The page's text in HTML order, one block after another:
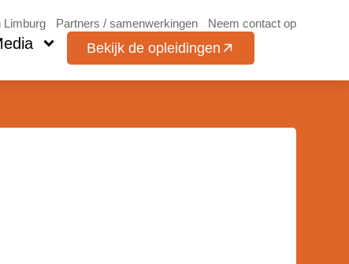
Limburg Partners / samenwerkingen Neem contact op
Bekijk de opleidingen